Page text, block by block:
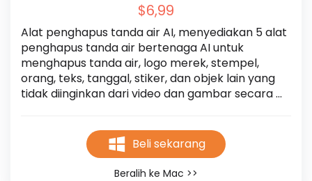
$6,99
Alat penghapus tanda air AI, menyediakan 5 alat
penghapus tanda air bertenaga AI untuk
menghapus tanda air, logo merek, stempel,
orang, teks, tanggal, stiker, dan objek lain yang
tidak diinginkan dari video dan gambar secara
pratinjau hasilnya secara real-time dan keluaran
dalam kualitas tinggi
Beli sekarang
Beralih ke Mac >>